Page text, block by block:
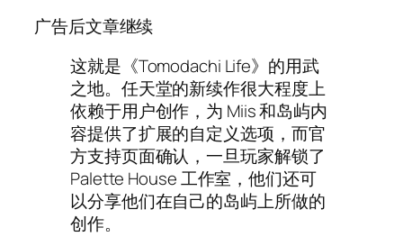
广告后文章继续
这就是《Tomodachi Life》的用武
之地。任天堂的新续作很大程度上
依赖于用户创作，为 Miis 和岛屿内
容提供了扩展的自定义选项，而官
方支持页面确认，一旦玩家解锁了
Palette House 工作室，他们还可
以分享他们在自己的岛屿上所做的
创作。